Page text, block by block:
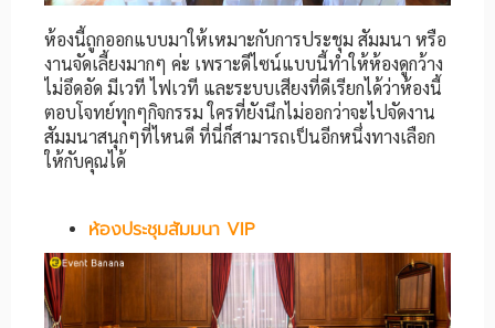
ห้องนี้ถูกออกแบบมาให้เหมาะกับการประชุม สัมมนา หรือ
งานจัดเลี้ยงมากๆ ค่ะ เพราะดีไซน์แบบนี้ทำให้ห้องดูกว้าง
ไม่อึดอัด มีเวที ไฟเวที และระบบเสียงที่ดีเรียกได้ว่าห้องนี้
ตอบโจทย์ทุกๆกิจกรรม ใครที่ยังนึกไม่ออกว่าจะไปจัดงาน
สัมมนาสนุกๆที่ไหนดี ที่นี่ก็สามารถเป็นอีกหนึ่งทางเลือก
ให้กับคุณได้
ห้องประชุมสัมมนา VIP